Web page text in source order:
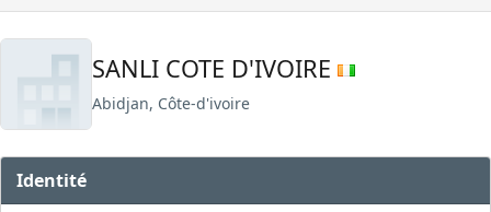
SANLI COTE D'IVOIRE
Abidjan, Côte-d'ivoire
Identité